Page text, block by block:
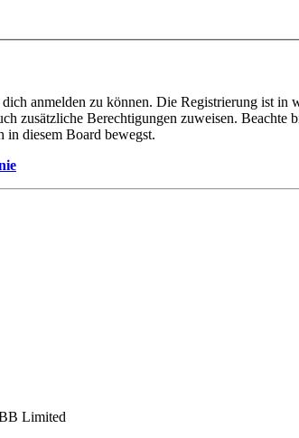
anmelden zu können. Die Registrierung ist
zusätzliche Berechtigungen zuweisen.
in diesem Board bewegst.
Limited